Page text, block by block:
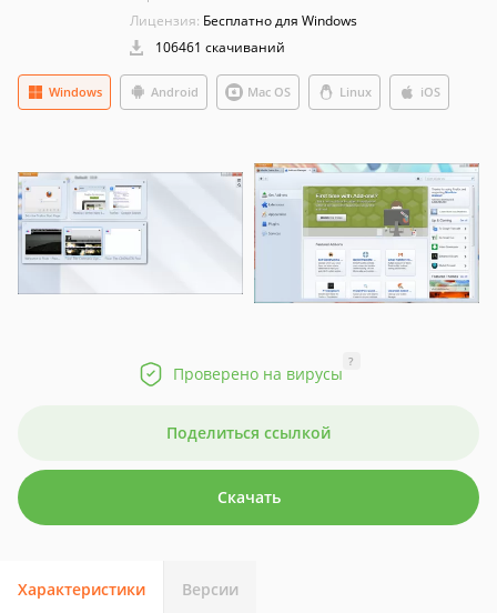
Лицензия: Бесплатно для Windows
106461 скачиваний
Windows Android Mac OS Linux iOS
Проверено на вирусы
?
Поделиться ссылкой
Скачать
Характеристики Версии